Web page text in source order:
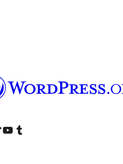
जाएँ
हमारे यूट्यूब चैनल पर जाएंहमारे Tumblr खाते पर जाएँ